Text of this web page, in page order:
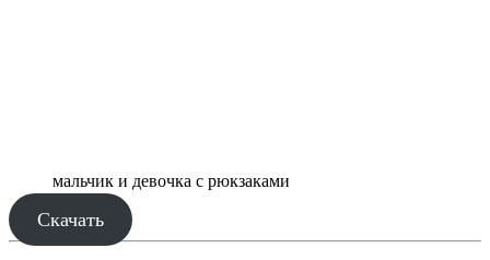
мальчик и девочка с рюкзаками
Скачать